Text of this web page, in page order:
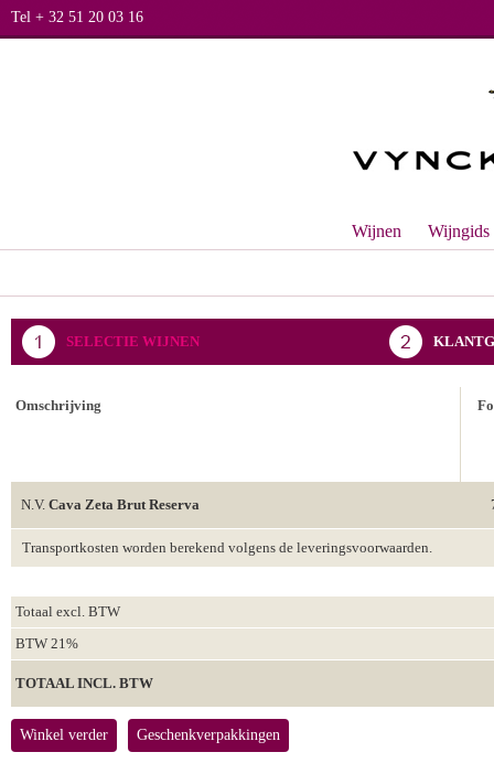
Tel + 32 51 20 03 16
Wijnen Wijngids
SELECTIE WIJNEN
Omschrijving
N.V. Cava Zeta Brut Reserva
Transportkosten worden berekend volgens de leveringsvoorwaarden.
Totaal excl. BTW
BTW 21%
TOTAAL INCL. BTW
Winkel verder Geschenkverpakkingen